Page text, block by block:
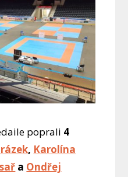
poprali 4
, Karolína
a Ondřej